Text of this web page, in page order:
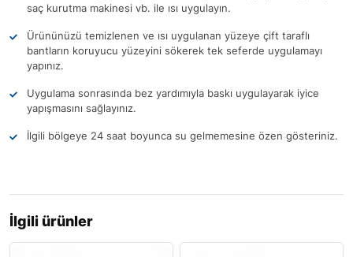
saç kurutma makinesi vb. ile ısı uygulayın.
Ürününüzü temizlenen ve ısı uygulanan yüzeye çift taraflı
bantların koruyucu yüzeyini sökerek tek seferde uygulamayı
yapınız.
Uygulama sonrasında bez yardımıyla baskı uygulayarak iyice
yapışmasını sağlayınız.
İlgili bölgeye 24 saat boyunca su gelmemesine özen gösteriniz.
İlgili ürünler